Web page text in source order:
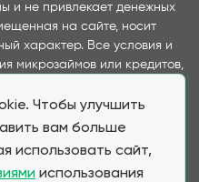
Чтобы улучшить
вам больше
использовать сайт,
использования
и не привлекает денежных
на сайте, носит
характер. Все условия и
микрозаймов или кредитов,
и представленные на
что условия займов и
партнерскими
клиента. Zaimer.uz